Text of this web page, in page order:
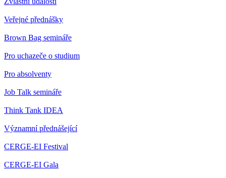
Veřejné přednášky
Brown Bag semináře
Pro uchazeče o studium
Pro absolventy
Job Talk semináře
Think Tank IDEA
Významní přednášející
CERGE-EI Festival
CERGE-EI Gala